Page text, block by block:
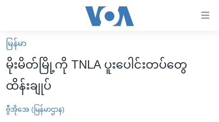
လွယ်ကူ
စေ
သည့်
များ
မူလစာမျက်နှာ
မြန်မာ
ကမ္ဘာ့သတင်းများ
နိုင်ငံတကာ
ဗွီဒီယို
မြန်မာ
မိုးမိတ်မြို့ကို TNLA ပူးပေါင်းတပ်တွေ
ထိန်းချုပ်
ဗွီအိုအေ (မြန်မာဌာန)